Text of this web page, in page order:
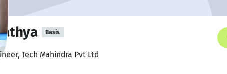
Basis
Tech Mahindra Pvt Ltd